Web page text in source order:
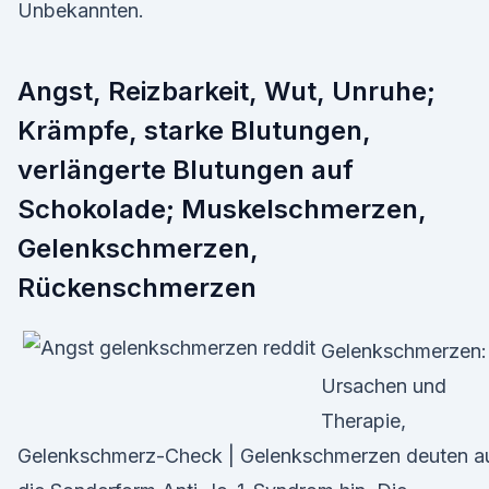
Unbekannten.
Angst, Reizbarkeit, Wut, Unruhe;
Krämpfe, starke Blutungen,
verlängerte Blutungen auf
Schokolade; Muskelschmerzen,
Gelenkschmerzen,
Rückenschmerzen
Gelenkschmerzen:
Ursachen und
Therapie,
Gelenkschmerz-Check | Gelenkschmerzen deuten